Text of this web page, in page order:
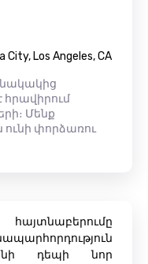
City, Los Angeles, CA
հրավիրում
Մենք
ունի փորձառու
դեպի նոր